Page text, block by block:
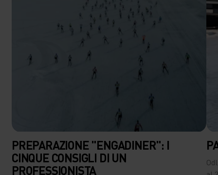
PREPARAZIONE "ENGADINER": I
CINQUE CONSIGLI DI UN
PROFESSIONISTA